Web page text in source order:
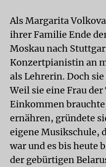
Als Margarita
ihrer Familie Ende
Moskau nach
Konzertpianistin an
als Lehrerin. Doch
Weil sie eine Frau
Einkommen
ernähren, gründete
eigene Musikschule,
war und es bis heute
der gebürtigen